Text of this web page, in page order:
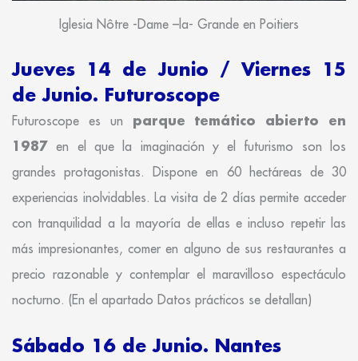
Iglesia Nôtre -Dame –la- Grande en Poitiers
Jueves 14 de Junio / Viernes 15
de Junio. Futuroscope
Futuroscope es un parque temático abierto en
1987 en el que la imaginación y el futurismo son los
grandes protagonistas. Dispone en 60 hectáreas de 30
experiencias inolvidables. La visita de 2 días permite acceder
con tranquilidad a la mayoría de ellas e incluso repetir las
más impresionantes, comer en alguno de sus restaurantes a
precio razonable y contemplar el maravilloso espectáculo
nocturno. (En el apartado Datos prácticos se detallan)
Sábado 16 de Junio. Nantes